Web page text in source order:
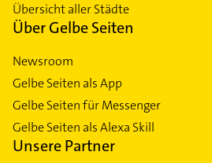
Übersicht aller Städte
Über Gelbe Seiten
Newsroom
Gelbe Seiten als App
Gelbe Seiten für Messenger
Gelbe Seiten als Alexa Skill
Unsere Partner